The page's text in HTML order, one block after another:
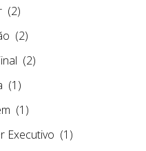
(2)
(2)
(2)
(1)
(1)
Executivo (1)